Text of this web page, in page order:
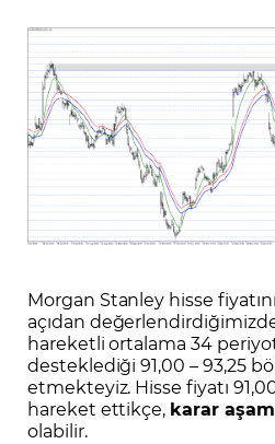
Morgan Stanley hisse
açıdan
hareketli ortalama 34
desteklediği 91,00 – 93,25
etmekteyiz. Hisse fiyatı
hareket ettikçe, karar
olabilir.